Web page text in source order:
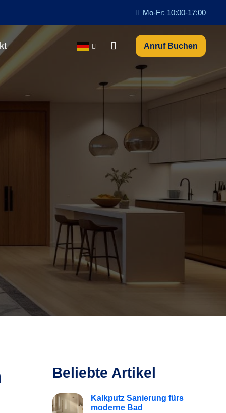
Mo-Fr: 10:00-17:00
Anruf Buchen
Beliebte Artikel
Kalkputz Sanierung fürs
moderne Bad